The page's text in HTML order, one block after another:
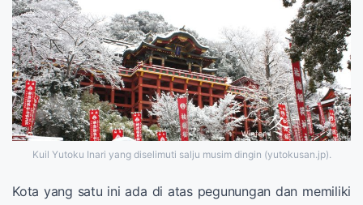
Kuil Yutoku Inari yang diselimuti salju musim dingin (yutokusan.jp).
Kota yang satu ini ada di atas pegunungan dan memiliki